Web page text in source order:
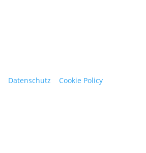
Datenschutz Cookie Policy